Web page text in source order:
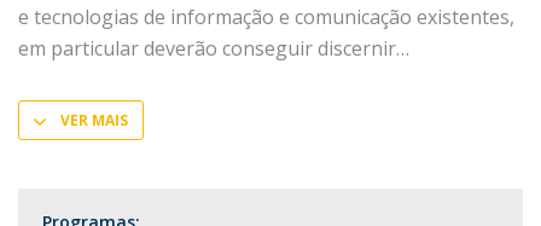
e tecnologias de informação e comunicação existentes,
em particular deverão conseguir discernir
VER MAIS